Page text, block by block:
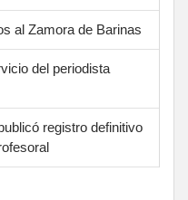
al Zamora de Barinas
del periodista
registro definitivo